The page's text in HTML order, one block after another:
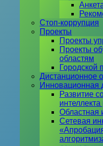
Стоп-коррупция
Проекты
Проекты
Проекты
областям
Городской
Дистанционное
Инновационная
Развитие
Областная
Сетевая